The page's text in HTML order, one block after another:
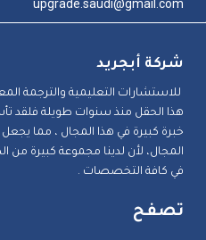
upgrade.saudi@gmail.com
شركة أبجريد
للاستشارات التعليمية والترجمة
هذا الحقل منذ سنوات طويلة فلقد
خبرة كبيرة في هذا المجال ، مما
المجال، لأن لدينا مجموعة كبيرة من
في كافة التخصصات .
تصفح